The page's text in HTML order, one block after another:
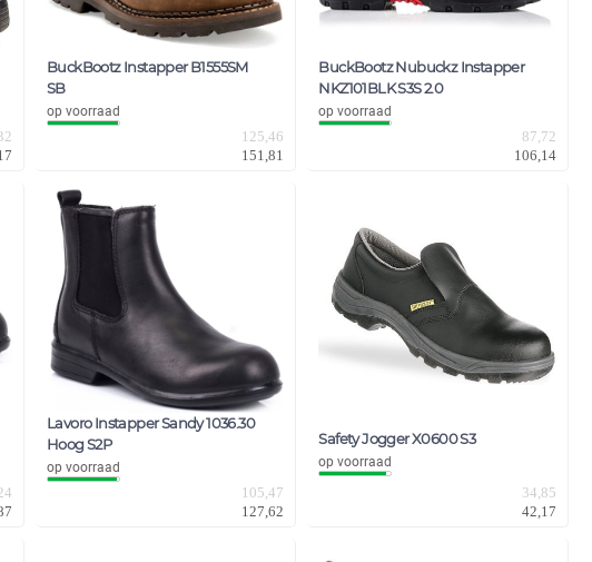
BuckBootz Instapper B1555SM
SB
op voorraad
125,46
151,81
BuckBootz Nubuckz Instapper
NKZ101BLK S3S 2.0
op voorraad
87,72
106,14
Lavoro Instapper Sandy 1036.30
Hoog S2P
op voorraad
105,47
127,62
Safety Jogger X0600 S3
op voorraad
34,85
42,17